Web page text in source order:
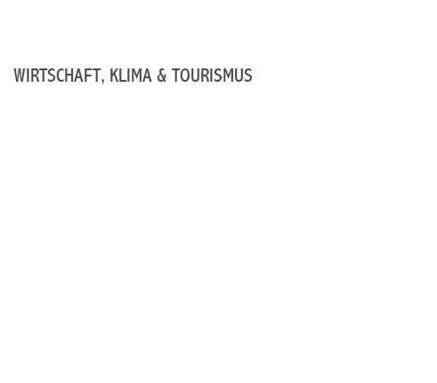
WIRTSCHAFT, KLIMA & TOURISMUS